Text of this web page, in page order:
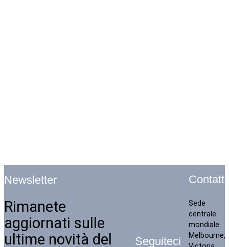
Newsletter
Rimanete
aggiornati sulle
ultime novità del
Seguiteci
Contatti
Sede
centrale
mondiale
Melbourne,